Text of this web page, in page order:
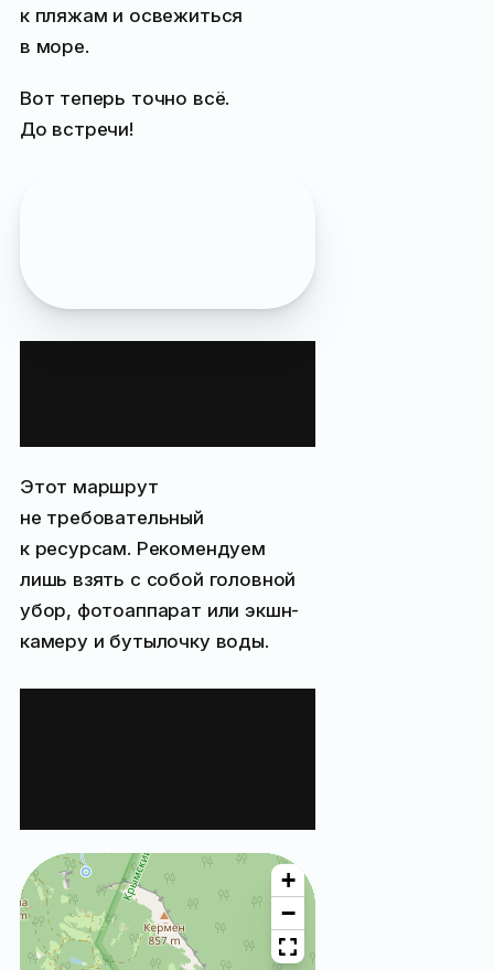
к пляжам и освежиться
в море.
Вот теперь точно всё.
До встречи!
Этот маршрут
не требовательный
к ресурсам. Рекомендуем
лишь взять с собой головной
убор, фотоаппарат или экшн-
камеру и бутылочку воды.
+
−